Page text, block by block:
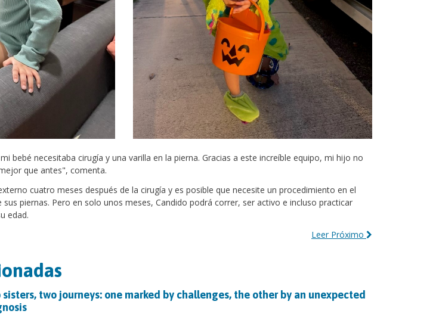
bebé necesitaba cirugía y una varilla en la pierna. Gracias a este increíble equipo, mi hijo no
que antes", comenta.
cuatro meses después de la cirugía y es posible que necesite un procedimiento en el
piernas. Pero en solo unos meses, Candido podrá correr, ser activo e incluso practicar
edad.
Leer Próximo
sisters, two journeys: one marked by challenges, the other by an unexpected